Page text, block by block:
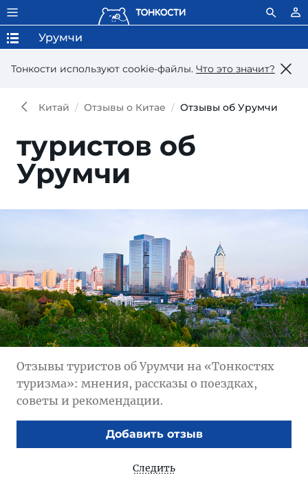
Тонкости используют сookie-файлы. Что это значит?
Урумчи
Китай Отзывы о Китае Отзывы об Урумчи
туристов об
Урумчи
Отзывы туристов об Урумчи на «Тонкостях
туризма»: мнения, рассказы о поездках,
советы и рекомендации.
Добавить отзыв
Следить